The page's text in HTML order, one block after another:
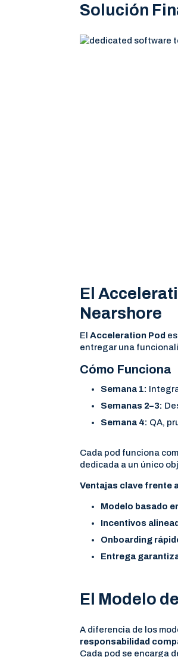
Solución
El
Nearshore
ElAcceleration Pod
entregar una
Cómo Funciona
Semana 1:
Semanas 2–3:
Semana 4: QA,
Cada pod funciona
dedicada a un único
Ventajas clave frente
Modelo basado
Incentivos
Onboarding
Entrega
El Modelo
A diferencia de los
responsabilidad
Cada pod se encarga